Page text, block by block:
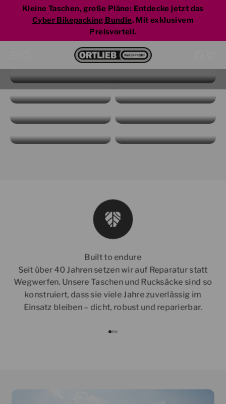
Zum Inhalt springen
Kleine Taschen, große Pläne: Entdecke jetzt das
Cyber Bikepacking Bundle. Mit exklusivem
Preisvorteil.
Zur Startseite
2-in-1 Radrucksäcke
Fahrradtaschen
Bikepacking
Gepäckträger
Packsäcke
Rucksäcke
Duffles
Built to endure
Seit über 40 Jahren setzen wir auf Reparatur statt
Wegwerfen. Unsere Taschen und Rucksäcke sind so
konstruiert, dass sie viele Jahre zuverlässig im
Einsatz bleiben – dicht, robust und reparierbar.